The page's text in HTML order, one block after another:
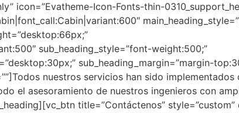
icon=”Evatheme-Icon-Fonts-thin-
sub_heading_style=”font-weight:500;”
sub_heading_margin=”margin-
nuestros servicios han sido
el asesoramiento de nuestros ingenieros con
title=”Contáctenos” style=”custom”